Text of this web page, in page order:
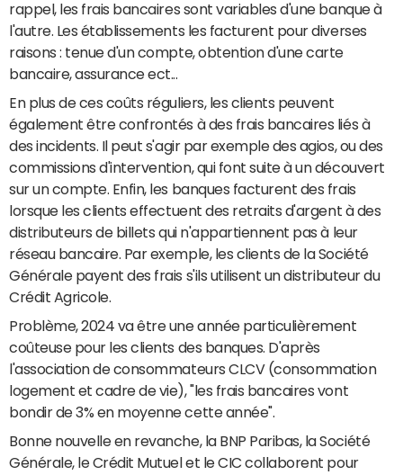
rappel, les frais bancaires sont variables d'une banque à
l'autre. Les établissements les facturent pour diverses
raisons : tenue d'un compte, obtention d'une carte
bancaire, assurance ect...
En plus de ces coûts réguliers, les clients peuvent
également être confrontés à des frais bancaires liés à
des incidents. Il peut s'agir par exemple des agios, ou des
commissions d'intervention, qui font suite à un découvert
sur un compte. Enfin, les banques facturent des frais
lorsque les clients effectuent des retraits d'argent à des
distributeurs de billets qui n'appartiennent pas à leur
réseau bancaire. Par exemple, les clients de la Société
Générale payent des frais s'ils utilisent un distributeur du
Crédit Agricole.
Problème, 2024 va être une année particulièrement
coûteuse pour les clients des banques. D'après
l'association de consommateurs CLCV (consommation
logement et cadre de vie), "les frais bancaires vont
bondir de 3% en moyenne cette année".
Bonne nouvelle en revanche, la BNP Paribas, la Société
Générale, le Crédit Mutuel et le CIC collaborent pour